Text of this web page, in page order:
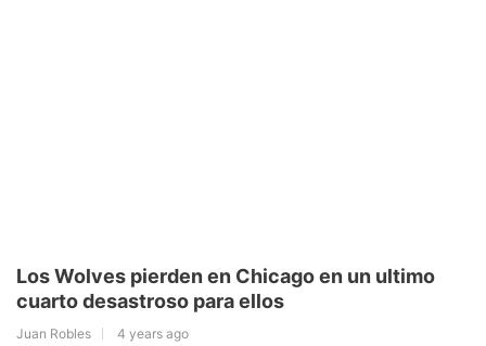
Los Wolves pierden en Chicago en un ultimo
cuarto desastroso para ellos
Juan Robles 4 years ago